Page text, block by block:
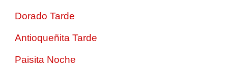
Dorado Tarde
Antioqueñita Tarde
Paisita Noche